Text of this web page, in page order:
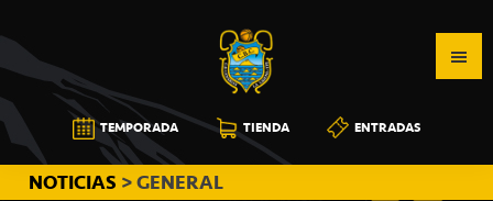
a
la
navegación
principal
al
contenido
principal
a
la
barra
lateral
principal
CB
CANARIAS
TEMPORADA TIENDA ENTRADAS
NOTICIAS > GENERAL